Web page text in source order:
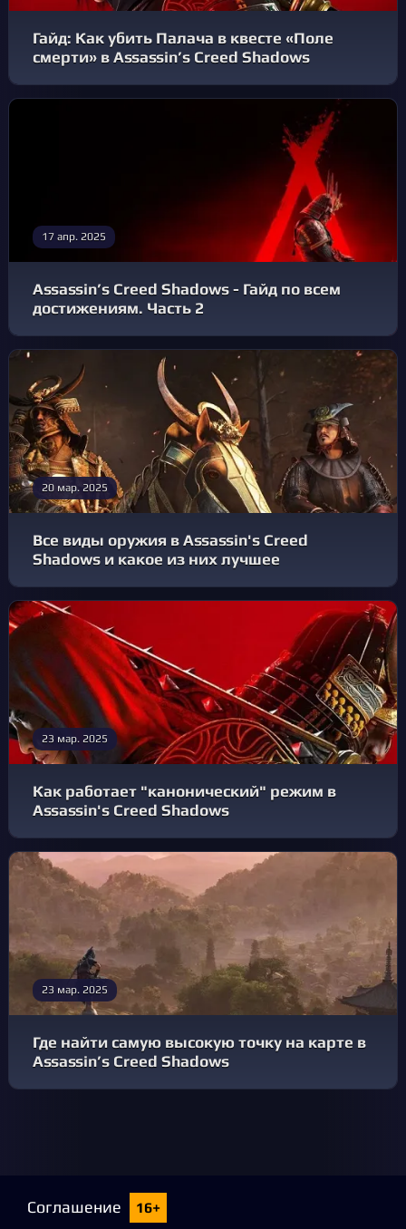
Гайд: Как убить Палача в квесте «Поле
смерти» в Assassin’s Creed Shadows
17 апр. 2025
Assassin’s Creed Shadows - Гайд по всем
достижениям. Часть 2
20 мар. 2025
Все виды оружия в Assassin's Creed
Shadows и какое из них лучшее
23 мар. 2025
Как работает "канонический" режим в
Assassin's Creed Shadows
23 мар. 2025
Где найти самую высокую точку на карте в
Assassin’s Creed Shadows
Соглашение 16+